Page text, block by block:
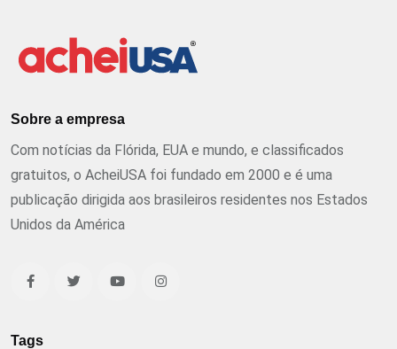
Sobre a empresa
Com notícias da Flórida, EUA e mundo, e classificados
gratuitos, o AcheiUSA foi fundado em 2000 e é uma
publicação dirigida aos brasileiros residentes nos Estados
Unidos da América
Tags